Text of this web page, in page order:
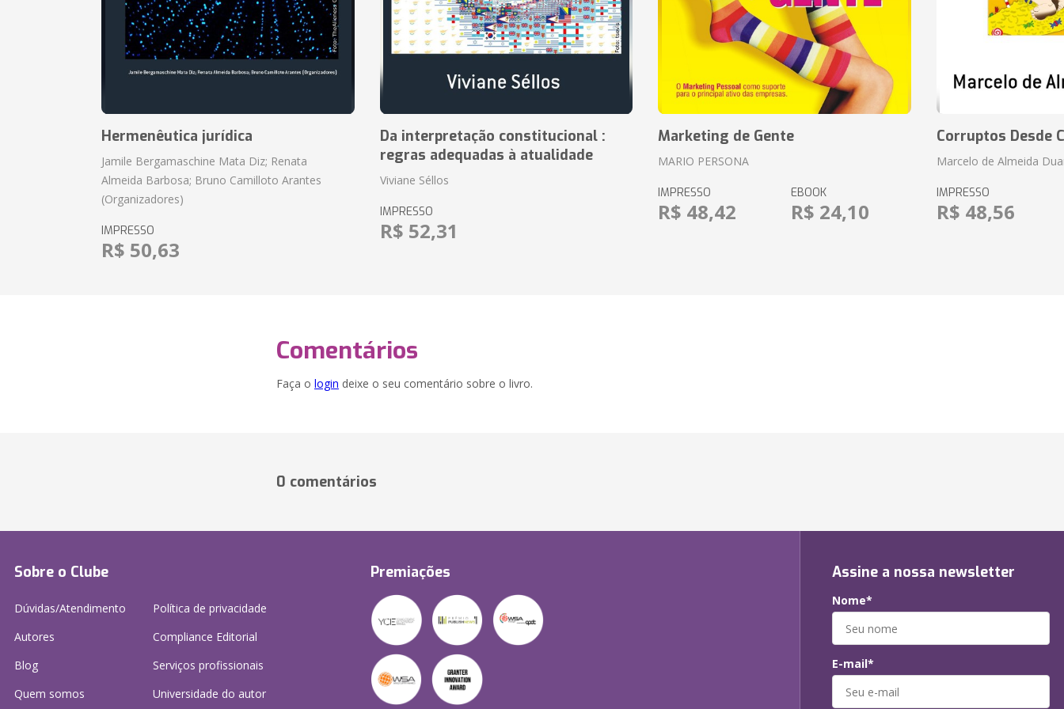
Hermenêutica jurídica
Jamile Bergamaschine Mata Diz; Renata
Almeida Barbosa; Bruno Camilloto Arantes
(Organizadores)
IMPRESSO
R$ 50,63
Da interpretação constitucional :
regras adequadas à atualidade
Viviane Séllos
IMPRESSO
R$ 52,31
Marketing de Gente
MARIO PERSONA
IMPRESSO
R$ 48,42
EBOOK
R$ 24,10
Corruptos Desde
Marcelo de Almeida
IMPRESSO
R$ 48,56
Comentários
Faça o login deixe o seu comentário sobre o livro.
0 comentários
Sobre o Clube
Dúvidas/Atendimento
Autores
Blog
Quem somos
Política de privacidade
Compliance Editorial
Serviços profissionais
Universidade do autor
Premiações Assine a nossa newsletter
Nome*
E-mail*